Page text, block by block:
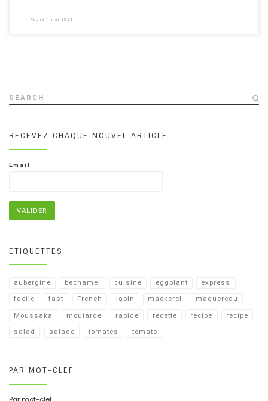
Publié 1 mai 2021
SEARCH
RECEVEZ CHAQUE NOUVEL ARTICLE
Email
ETIQUETTES
aubergine bechamel cuisine eggplant
express
facile
fast French lapin mackerel
maquereau
Moussaka
moutarde rapide recette recipe
recipe​
salad
salade tomates tomato
PAR MOT-CLEF
Par mot-clef